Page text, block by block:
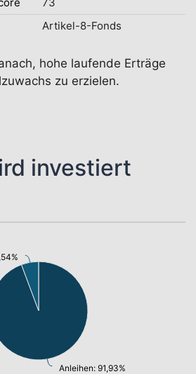
Artikel-8-Fonds
hohe laufende Erträge
zu erzielen.
investiert
Anleihen: 91,93%